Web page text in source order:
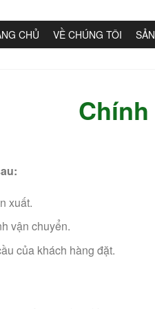
CHỦ VỀ CHÚNG TÔI
xuất.
vận chuyển.
của khách hàng đặt.